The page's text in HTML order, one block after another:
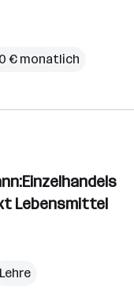
€ monatlich
Lebensmittel
Lehre